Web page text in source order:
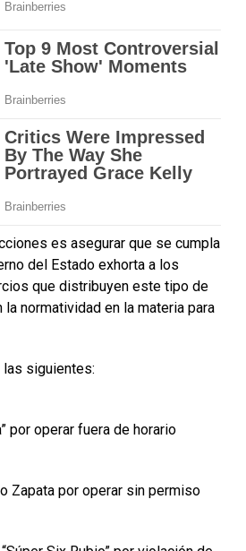
es asegurar que se cumpla
del Estado exhorta a los
que distribuyen este tipo de
la normatividad en la materia para
las siguientes:
por operar fuera de horario
Zapata por operar sin permiso